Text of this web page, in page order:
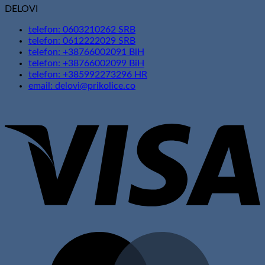
DELOVI
telefon: 0603210262 SRB
telefon: 0612222029 SRB
telefon: +38766002091 BiH
telefon: +38766002099 BiH
telefon: +385992273296 HR
email: delovi@prikolice.co